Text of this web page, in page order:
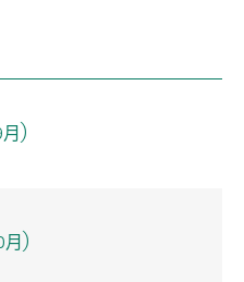
)
月)